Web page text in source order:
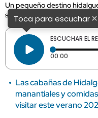
Un pequeño destino
su preservación
Toca para escuchar×
ESCUCHAR EL
00:00 Tiempo
Las cabañas de
manantiales y
visitar este verano